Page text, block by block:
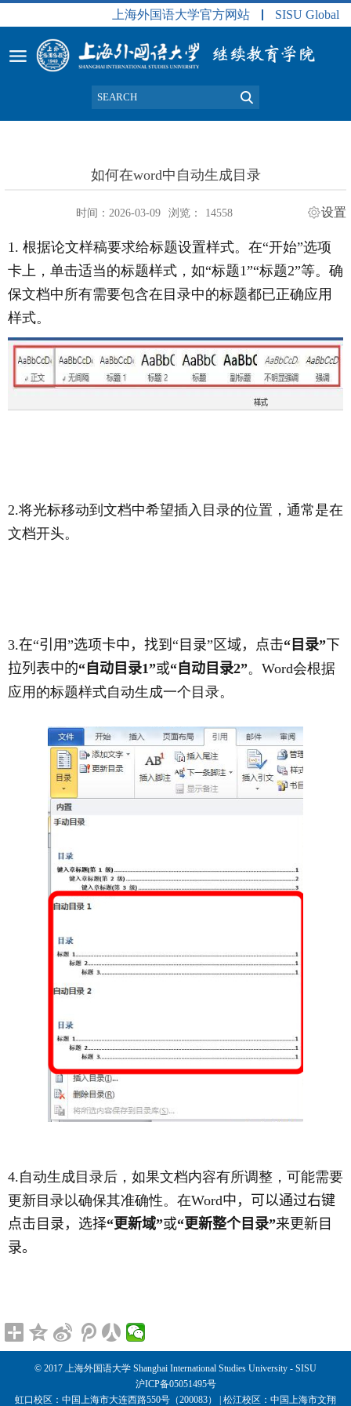
上海外国语大学官方网站 SISU Global
如何在word中自动生成目录
时间：2026-03-09 浏览： 14558 设置
1. 根据论文样稿要求给标题设置样式。在“开始”选项
卡上，单击适当的标题样式，如“标题1”“标题2”等。确
保文档中所有需要包含在目录中的标题都已正确应用
样式。
2.将光标移动到文档中希望插入目录的位置，通常是在
文档开头。
3.在“引用”选项卡中，找到“目录”区域，点击“目录”下
拉列表中的“自动目录1”或“自动目录2”。 Word会根据
应用的标题样式自动生成一个目录。
4.自动生成目录后，如果文档内容有所调整，可能需要
更新目录以确保其准确性。在Word中，可以通过右键
点击目录，选择“更新域”或“更新整个目录”来更新目
录。
© 2017 上海外国语大学 Shanghai International Studies University - SISU
沪ICP备05051495号
虹口校区：中国上海市大连西路550号（200083） | 松江校区：中国上海市文翔